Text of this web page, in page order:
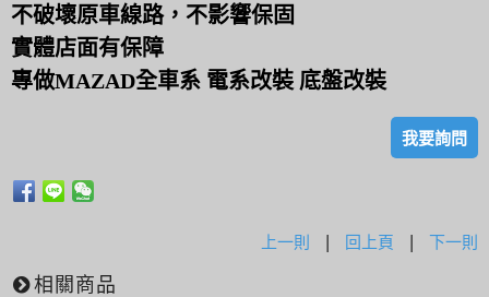
不破壞原車線路，不影響保固
實體店面有保障
專做MAZAD全車系 電系改裝 底盤改裝
我要詢問
上一則 | 回上頁 | 下一則
相關商品